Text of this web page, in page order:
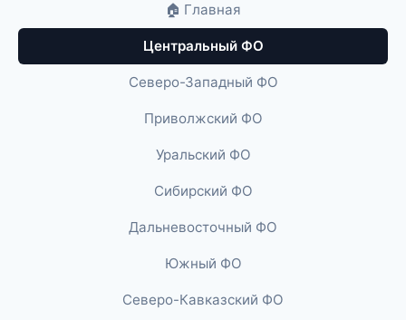
🏠 Главная
Центральный ФО
Северо-Западный ФО
Приволжский ФО
Уральский ФО
Сибирский ФО
Дальневосточный ФО
Южный ФО
Северо-Кавказский ФО